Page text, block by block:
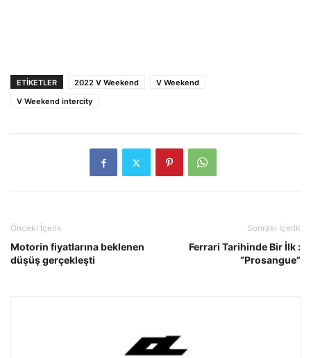
ETIKETLER 2022 V Weekend
V Weekend
V Weekend intercity
Önceki İçerik
Motorin fiyatlarına beklenen
düşüş gerçekleşti
Sonraki İçerik
Ferrari Tarihinde Bir İlk :
“Prosangue”